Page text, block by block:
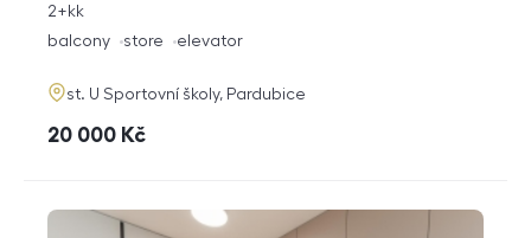
rozměry
disposition
2+kk
funkce
balcony store elevator
adresa
st. U Sportovní školy, Pardubice
cena
20 000 Kč